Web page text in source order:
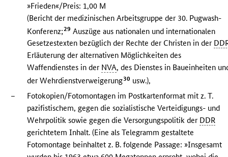
»Frieden«/Preis: 1,00 M
(Bericht der medizinischen Arbeitsgruppe der 30. Pugwash-
Konferenz;29 Auszüge aus nationalen und internationalen
Gesetzestexten bezüglich der Rechte der Christen in der
Erläuterung der alternativen Möglichkeiten des
Waffendienstes in der NVA, des Dienstes in Baueinheiten
der Wehrdienstverweigerung30 usw.),
–
Fotokopien/Fotomontagen im Postkartenformat mit z. T.
pazifistischem, gegen die sozialistische Verteidigungs- und
Wehrpolitik sowie gegen die Versorgungspolitik der DDR
gerichtetem Inhalt. (Eine als Telegramm gestaltete
Fotomontage beinhaltet z. B. folgende Passage: »Insgesamt